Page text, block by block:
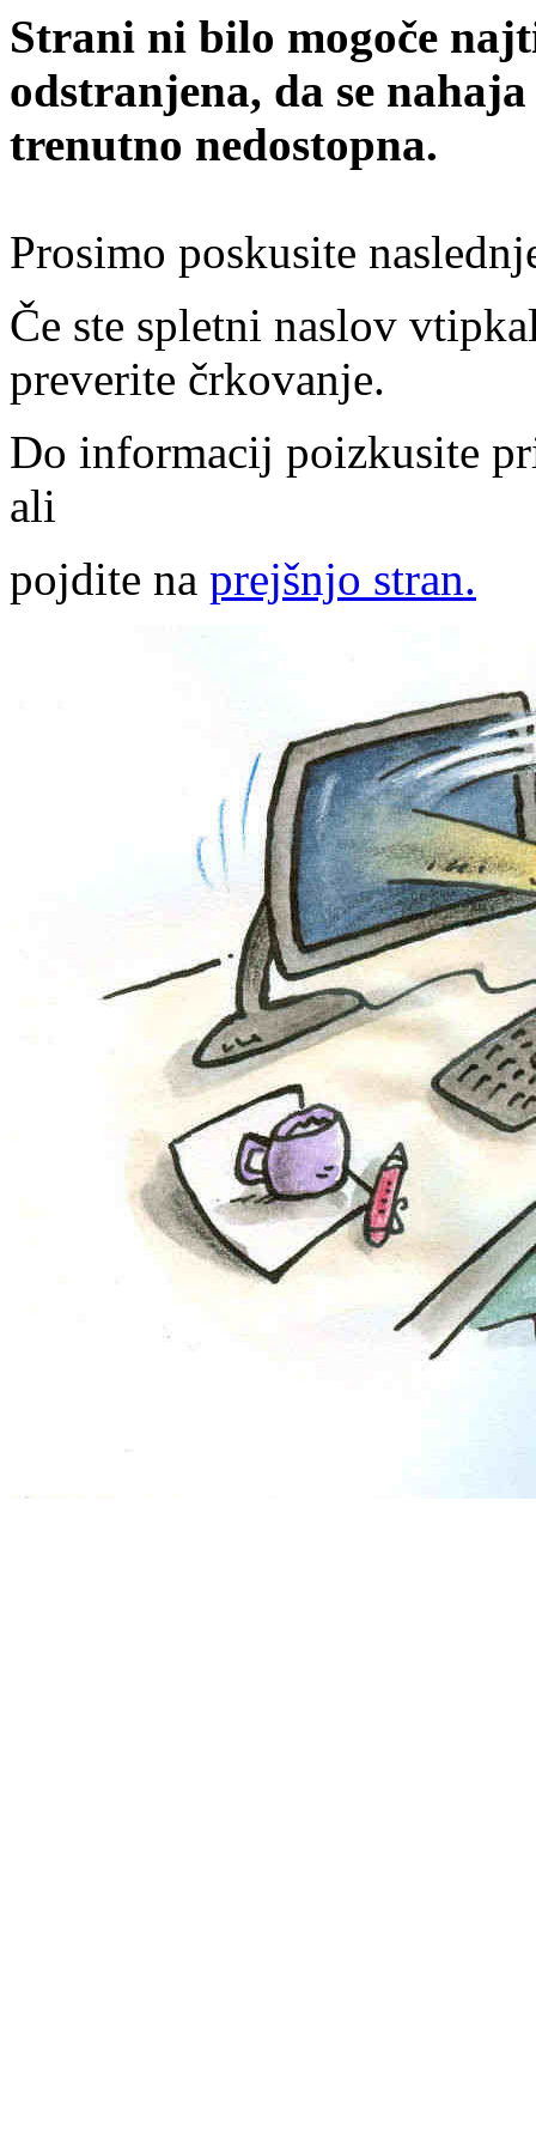
Strani ni bilo mogoče
odstranjena, da se
trenutno nedostopna.
Prosimo poskusite
Če ste spletni naslov
preverite črkovanje.
Do informacij poizkusite
ali
pojdite na prejšnjo stran.